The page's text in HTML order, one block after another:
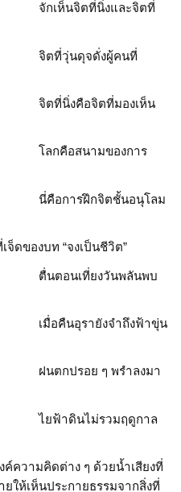
งและจิตที่
งผู้คนที่
ที่มองเห็น
ของการ
ตชั้นอนุโลม
องบท “จงเป็นชีวิต”
วันพลันพบ
จำถึงฟ้าขุ่น
พรำลงมา
วมฤดูกาล
มคิดต่าง ๆ ด้วยน้ำเสียงที่
ให้เห็นประกายธรรมจากสิ่งที่